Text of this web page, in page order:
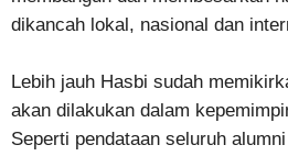
dikancah lokal, nasional dan
Lebih jauh Hasbi sudah
akan dilakukan dalam
Seperti pendataan seluruh